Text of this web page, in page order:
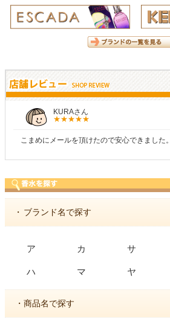
KURAさん
こまめにメールを頂けたので安心できました。
・ ブランド名で探す
ア カ サ
ハ マ ヤ
・商品名で探す